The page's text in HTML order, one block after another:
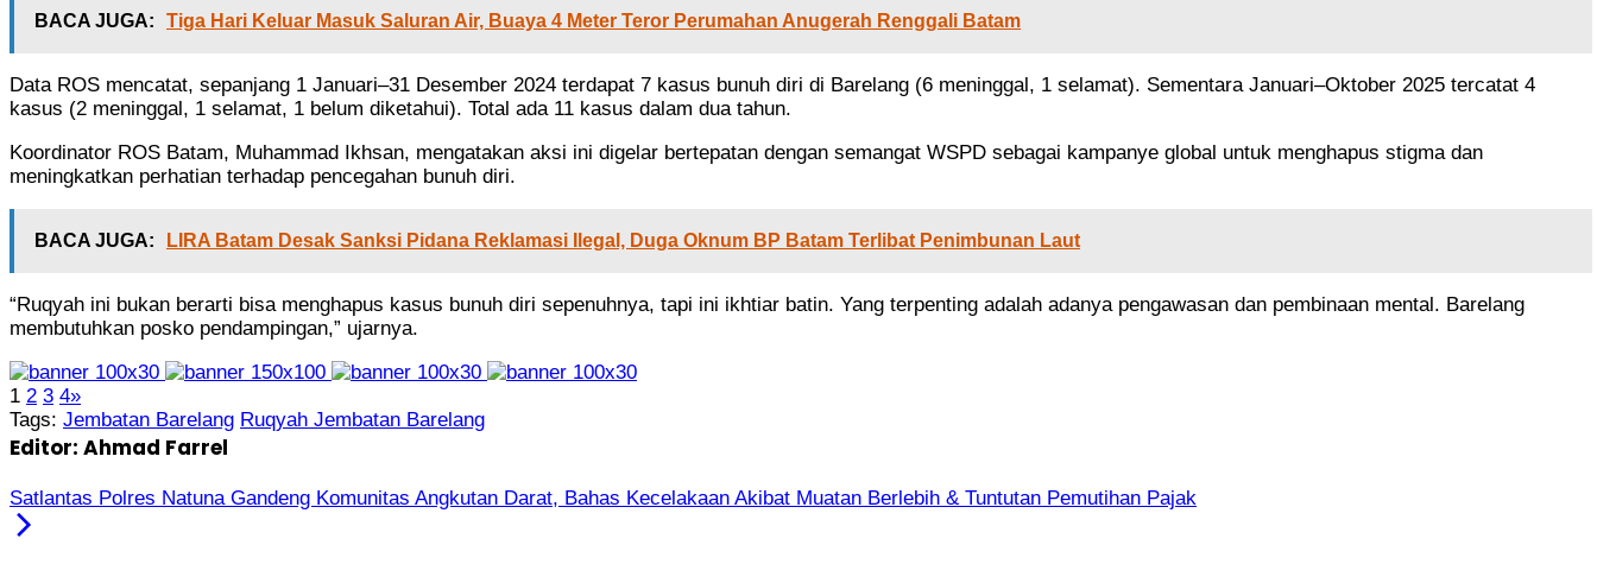
BACA JUGA: Tiga Hari Keluar Masuk Saluran Air, Buaya 4 Meter Teror Perumahan Anugerah Renggali Batam
Data ROS mencatat, sepanjang 1 Januari–31 Desember 2024 terdapat 7 kasus bunuh diri di Barelang (6 meninggal, 1 selamat). Sementara Januari–Oktober 2025 tercatat 4
kasus (2 meninggal, 1 selamat, 1 belum diketahui). Total ada 11 kasus dalam dua tahun.
Koordinator ROS Batam, Muhammad Ikhsan, mengatakan aksi ini digelar bertepatan dengan semangat WSPD sebagai kampanye global untuk menghapus stigma dan
meningkatkan perhatian terhadap pencegahan bunuh diri.
BACA JUGA: LIRA Batam Desak Sanksi Pidana Reklamasi Ilegal, Duga Oknum BP Batam Terlibat Penimbunan Laut
“Ruqyah ini bukan berarti bisa menghapus kasus bunuh diri sepenuhnya, tapi ini ikhtiar batin. Yang terpenting adalah adanya pengawasan dan pembinaan mental. Barelang
membutuhkan posko pendampingan,” ujarnya.
1 2 3 4»
Tags: Jembatan Barelang Ruqyah Jembatan Barelang
Editor: Ahmad Farrel
Satlantas Polres Natuna Gandeng Komunitas Angkutan Darat, Bahas Kecelakaan Akibat Muatan Berlebih & Tuntutan Pemutihan Pajak